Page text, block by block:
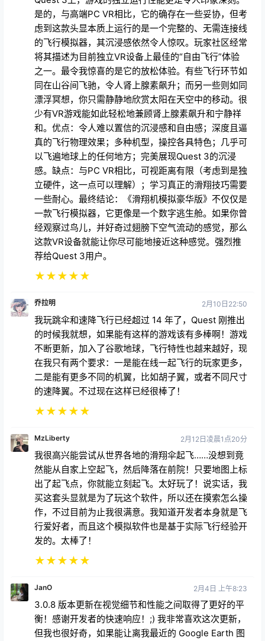
是的，与高端PC VR相比，它的确存在一些妥协，但考
虑到这款头显本质上运行的是一个完整的、无需连接线
的飞行模拟器，其沉浸感依然令人惊叹。玩家社区经常
将其描述为目前独立VR设备上最佳的“自由飞行”体验
之一。最令我惊喜的是它的放松体验。有些飞行环节如
同在山谷间飞驰，令人肾上腺素飙升；而另一些则如同
漂浮冥想，你只需静静地欣赏太阳在天空中的移动。很
少有VR游戏能如此轻松地兼顾肾上腺素飙升和宁静祥
和。优点：令人难以置信的沉浸感和自由感；深度且逼
真的飞行物理效果；多种机型，操控各具特色；几乎可
以飞遍地球上的任何地方；完美展现Quest 3的沉浸
感。缺点：与PC VR相比，可视距离有限（考虑到是独
立硬件，这一点可以理解）；学习真正的滑翔技巧需要
一些耐心。最终结论：《滑翔机模拟豪华版》不仅仅是
一款飞行模拟器，它更像是一个数字逃生舱。如果你曾
经观察过鸟儿，并好奇过翅膀下空气流动的感觉，那么
这款VR设备就能让你尽可能地接近这种感觉。强烈推
荐给Quest 3用户。
★★★★★
乔拉明 2月10日22:50
我玩跳伞和速降飞行已经超过 14 年了，Quest 刚推出
的时候我就想，如果能有这样的游戏该有多棒啊！游戏
不断更新，加入了谷歌地球，飞行特性也越来越好，现
在我只有两个要求：一是能在线一起飞行的玩家更多，
二是能有更多不同的机翼，比如胡子翼，或者不同尺寸
的速降翼。不过现在这样已经很棒了！
★★★★★
MzLiberty 2月12日凌晨1点20分
我很高兴能尝试从世界各地的滑翔伞起飞……没想到竟
然能从自家上空起飞，然后降落在前院！只要地图上标
出了起飞点，你就能立刻起飞。太好玩了！说实话，我
买这套头显就是为了玩这个软件，所以还在摸索怎么操
作，不过目前为止我很满意。我知道开发者本身就是飞
行爱好者，而且这个模拟软件也是基于实际飞行经验开
发的。太棒了！
★★★★★
JanO 2月4日 上午8:23
3.0.8 版本更新在视觉细节和性能之间取得了更好的平
衡！感谢开发者的快速响应！;) 我非常喜欢这次更新，
但我也很好奇，如果能让离我最近的 Google Earth 图